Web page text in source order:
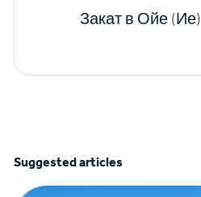
Закат в Ойе (Ие)
Suggested articles